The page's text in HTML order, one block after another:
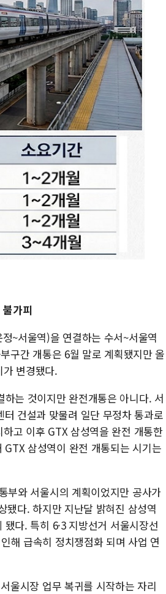
가피
~서울역)을 연결하는 수서~서울역
구간 개통은 6월 말로 계획됐지만 올
변경됐다.
는 것이지만 완전개통은 아니다. 서
건설과 맞물려 일단 무정차 통과로
고 이후 GTX 삼성역을 완전 개통한
삼성역이 완전 개통되는 시기는
부와 서울시의 계획이었지만 공사가
됐다. 하지만 지난달 밝혀진 삼성역
다. 특히 6·3 지방선거 서울시장선
해 급속히 정치쟁점화 되며 사업 연
울시장 업무 복귀를 시작하는 자리